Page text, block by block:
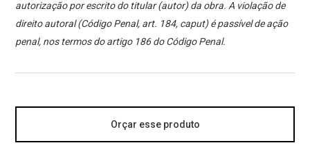
autorização por escrito do titular (autor) da obra. A violação de
direito autoral (Código Penal, art. 184, caput) é passível de ação
penal, nos termos do artigo 186 do Código Penal.
Orçar esse produto